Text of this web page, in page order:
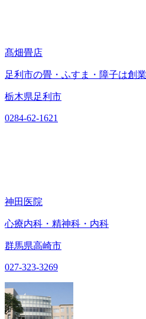
髙畑畳店
足利市の畳・ふすま・障子は創
栃木県足利市
0284-62-1621
神田医院
心療内科・精神科・内科
群馬県高崎市
027-323-3269